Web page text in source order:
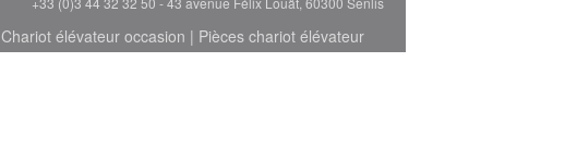
Chariot élévateur occasion | Pièces chariot élévateur